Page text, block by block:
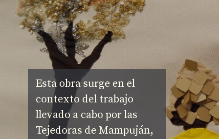
Esta obra surge en el
contexto del trabajo
llevado a cabo por las
Tejedoras de Mampuján,